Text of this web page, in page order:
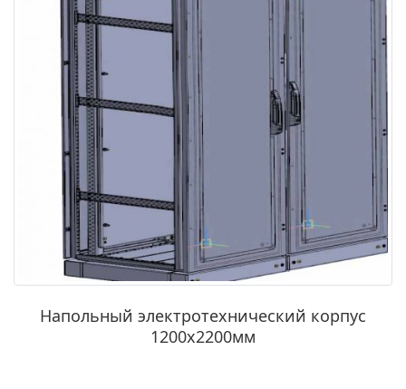
Напольный электротехнический корпус
1200х2200мм